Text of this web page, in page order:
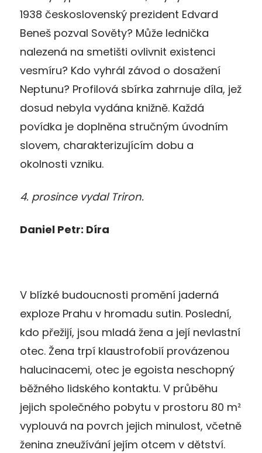
1938 československý prezident Edvard
Beneš pozval Sověty? Může lednička
nalezená na smetišti ovlivnit existenci
vesmíru? Kdo vyhrál závod o dosažení
Neptunu? Profilová sbírka zahrnuje díla, jež
dosud nebyla vydána knižně. Každá
povídka je doplněna stručným úvodním
slovem, charakterizujícím dobu a
okolnosti vzniku.
4. prosince vydal Triron.
Daniel Petr: Díra
V blízké budoucnosti promění jaderná
exploze Prahu v hromadu sutin. Poslední,
kdo přežijí, jsou mladá žena a její nevlastní
otec. Žena trpí klaustrofobií provázenou
halucinacemi, otec je egoista neschopný
běžného lidského kontaktu. V průběhu
jejich společného pobytu v prostoru 80 m²
vyplouvá na povrch jejich minulost, včetně
ženina zneužívání jejím otcem v dětství.